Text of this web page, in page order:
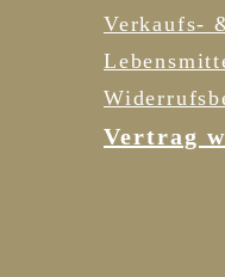
Verkaufs-
Vertrag